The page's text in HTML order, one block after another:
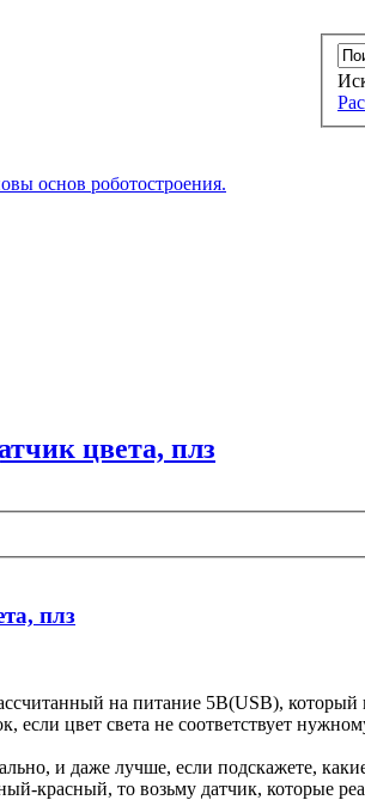
основ роботостроения.
цвета, плз
плз
на питание 5В(USB),
если цвет света не соответствует
и даже лучше, если подскажете,
красный, то возьму датчик, которые